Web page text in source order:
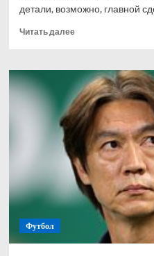
детали, возможно, главной
Читать далееПрочитать
Сперцян
меняет
«Краснодар»
на
саудовское
золото.
Романо
дал
свое
«here
we
игроку
Футбол